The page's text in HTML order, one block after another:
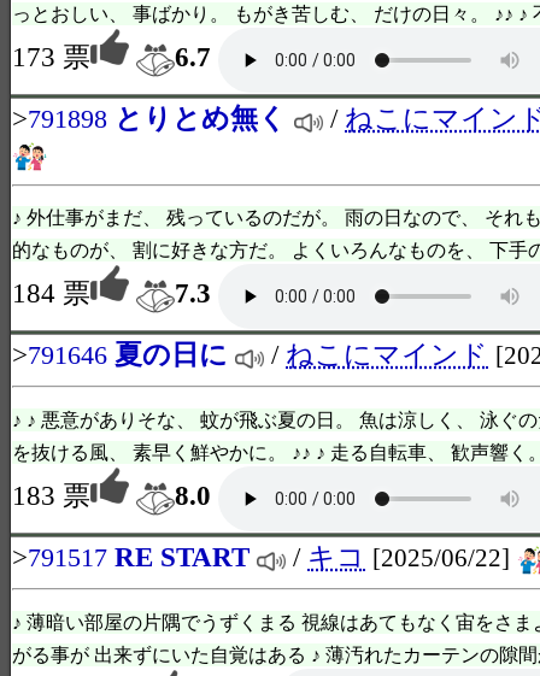
っとおしい、 事ばかり。 もがき苦しむ、 だけの日々。 ♪♪ ♪
173 票
6.7
>791898 とりとめ無く / ねこにマイン
♪ 外仕事がまだ、 残っているのだが。 雨の日なので、 それ
的なものが、 割に好きな方だ。 よくいろんなものを、 下手
184 票
7.3
>791646 夏の日に / ねこにマインド
♪ ♪ 悪意がありそな、 蚊が飛ぶ夏の日。 魚は涼しく、 泳ぐ
を抜ける風、 素早く鮮やかに。 ♪♪ ♪ 走る自転車、 歓声響く
183 票
8.0
>791517 RE START / キコ [2025/06/22]
♪ 薄暗い部屋の片隅でうずくまる 視線はあてもなく宙をさ
がる事が 出来ずにいた自覚はある ♪ 薄汚れたカーテンの隙